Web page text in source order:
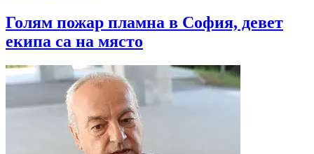
Голям пожар пламна в София, девет
екипа са на място